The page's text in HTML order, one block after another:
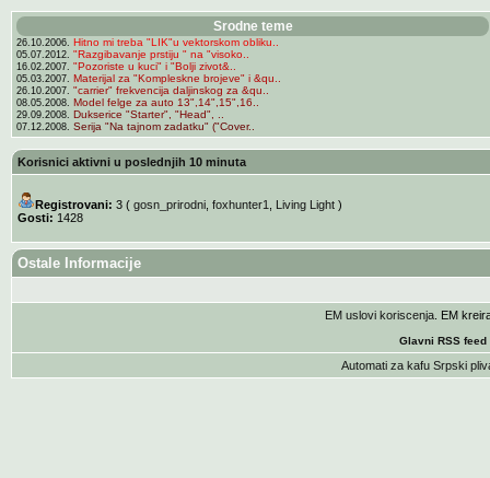
Srodne teme
26.10.2006. Hitno mi treba "LIK"u vektorskom obliku..
05.07.2012. "Razgibavanje prstiju " na "visoko..
16.02.2007. "Pozoriste u kuci" i "Bolji zivot&..
05.03.2007. Materijal za "Kompleskne brojeve" i &qu..
26.10.2007. "carrier" frekvencija daljinskog za &qu..
08.05.2008. Model felge za auto 13",14",15",16..
29.09.2008. Dukserice "Starter", "Head", ..
07.12.2008. Serija "Na tajnom zadatku" ("Cover..
Korisnici aktivni u poslednjih 10 minuta
Registrovani: 3 ( gosn_prirodni, foxhunter1 Living Light)
Gosti: 1428
Ostale Informacije
EM uslovi koriscenja . EM
Glavni RSS feed
Automati za kafu Srpski